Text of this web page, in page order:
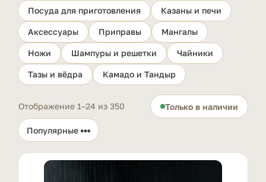
Посуда для приготовления Казаны и печи
Аксессуары Приправы Мангалы
Ножи Шампуры и решетки Чайники
Тазы и вёдра Камадо и Тандыр
Отображение 1–24 из 350 Только в наличии